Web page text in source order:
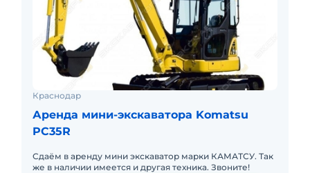
Краснодар
Аренда мини-экскаватора Komatsu
PC35R
Сдаём в аренду мини экскаватор марки КАМАТСУ. Так
же в наличии имеется и другая техника. Звоните!